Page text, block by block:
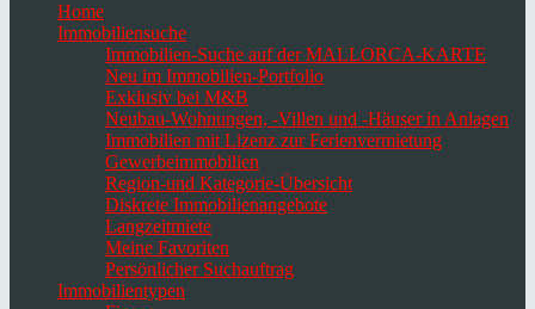
Home
Immobiliensuche
Immobilien-Suche auf der MALLORCA-KARTE
Neu im Immobilien-Portfolio
Exklusiv bei M&B
Neubau-Wohnungen, -Villen und -Häuser in Anlagen
Immobilien mit Lizenz zur Ferienvermietung
Gewerbeimmobilien
Region-und Kategorie-Übersicht
Diskrete Immobilienangebote
Langzeitmiete
Meine Favoriten
Persönlicher Suchauftrag
Immobilientypen